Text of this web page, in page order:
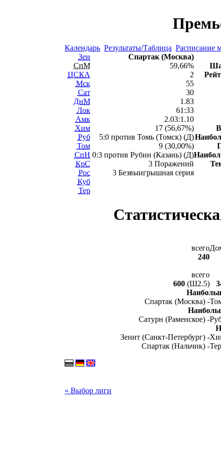
Календарь Результаты/Таблица Расписание
Зен
СпМ
ЦСКА
Мск
Сат
ДнМ
Лок
Амк
Хим
Руб
Том
СпН
КрС
Рос
Куб
Тер
Спартак (Москва)
59,66%
2
55
30
1.83
61:33
2.03:1.10
17 (56,67%)
5:0 против Томь (Томск) (Д)
9 (30,00%)
0:3 против Рубин (Казань) (Д)
3 Поражений
3 Безвыигрышная серия
всего
240
всего
600(Ш2.5)
Спартак (Москва) -
Сатурн (Раменское) -
Зенит (Санкт-Петербург) -
Спартак (Нальчик) -
« Выбор лиги